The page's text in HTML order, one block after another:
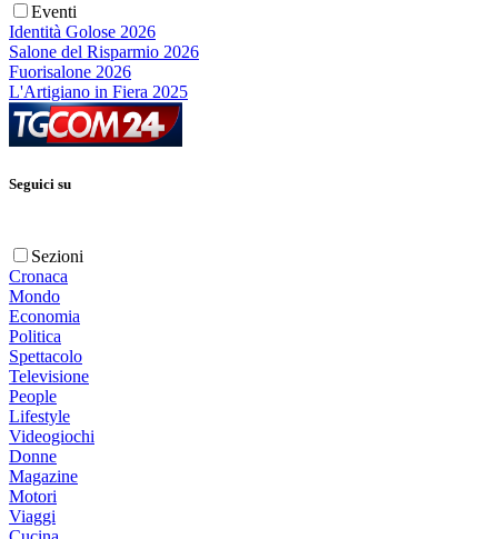
Eventi
Identità Golose 2026
Salone del Risparmio 2026
Fuorisalone 2026
L'Artigiano in Fiera 2025
Seguici su
Sezioni
Cronaca
Mondo
Economia
Politica
Spettacolo
Televisione
People
Lifestyle
Videogiochi
Donne
Magazine
Motori
Viaggi